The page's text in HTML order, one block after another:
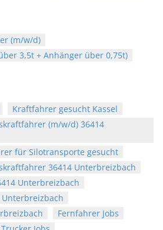
(m/w/d)
3,5t + Anhänger über 0,75t)
Kraftfahrer gesucht Kassel
(m/w/d) 36414
für Silotransporte gesucht
36414 Unterbreizbach
Unterbreizbach
Unterbreizbach
Fernfahrer Jobs